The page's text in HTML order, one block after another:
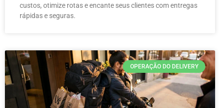
custos, otimize rotas e encante seus clientes com entregas
rápidas e seguras.
OPERAÇÃO DO DELIVERY